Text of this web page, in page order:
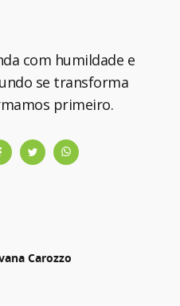
com humildade e
se transforma
primeiro.
Carozzo